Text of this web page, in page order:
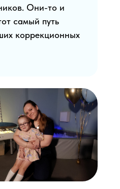
Они-то и
самый путь
коррекционных